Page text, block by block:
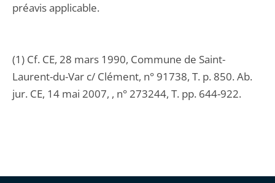
préavis applicable.
(1) Cf. CE, 28 mars 1990, Commune de Saint-
Laurent-du-Var c/ Clément, n° 91738, T. p. 850. Ab.
jur. CE, 14 mai 2007, , n° 273244, T. pp. 644-922.